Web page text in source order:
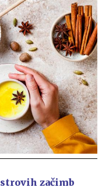
začimb